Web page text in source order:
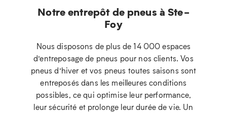
Notre entrepôt de pneus à Ste-
Foy
Nous disposons de plus de 14 000 espaces
d’entreposage de pneus pour nos clients. Vos
pneus d’hiver et vos pneus toutes saisons sont
entreposés dans les meilleures conditions
possibles, ce qui optimise leur performance,
leur sécurité et prolonge leur durée de vie. Un